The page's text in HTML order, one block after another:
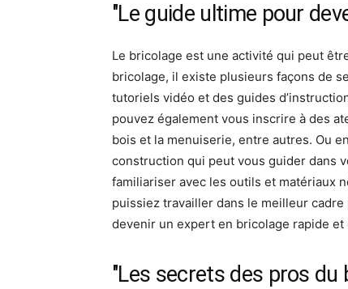
"Le guide ultime pour
Le bricolage est une activité qui peut
bricolage, il existe plusieurs façons de
tutoriels vidéo et des guides
pouvez également vous inscrire à des
bois et la menuiserie, entre autres. Ou
construction qui peut vous guider dans
familiariser avec les outils et matériaux
puissiez travailler dans le meilleur
devenir un expert en bricolage rapide et
"Les secrets des pros